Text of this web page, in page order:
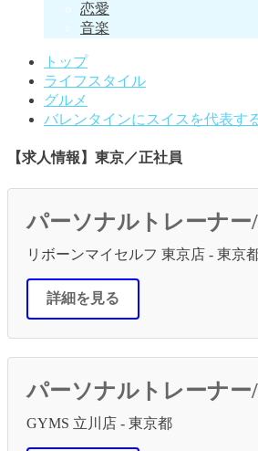
恋愛
音楽
トップ
ライフスタイル
グルメ
バレンタインにスイスを代表す
【求人情報】東京／正社員
パーソナルトレーナー
リボーンマイセルフ 東京店 - 東京
詳細を見る
パーソナルトレーナー
GYMS 立川店 - 東京都